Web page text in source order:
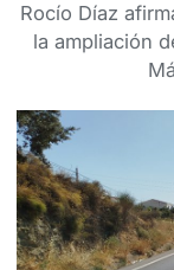
Rocío Díaz
la ampliación